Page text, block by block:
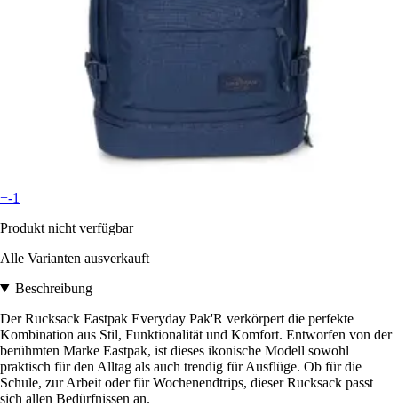
+-1
Produkt nicht verfügbar
Alle Varianten ausverkauft
Beschreibung
Der Rucksack Eastpak Everyday Pak'R verkörpert die perfekte
Kombination aus Stil, Funktionalität und Komfort. Entworfen von der
berühmten Marke Eastpak, ist dieses ikonische Modell sowohl
praktisch für den Alltag als auch trendig für Ausflüge. Ob für die
Schule, zur Arbeit oder für Wochenendtrips, dieser Rucksack passt
sich allen Bedürfnissen an.